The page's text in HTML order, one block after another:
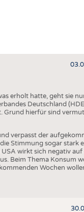
erholt hatte, geht sie
Deutschland
Grund hierfür sind
verpasst der
Stimmung sogar stark
wirkt sich negativ auf
Beim Thema Konsum
Wochen